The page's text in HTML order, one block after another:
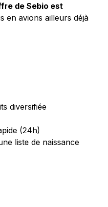
de Sebio est
en avions ailleurs déjà
diversifiée
(24h)
liste de naissance